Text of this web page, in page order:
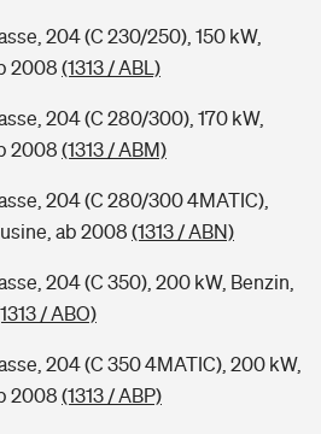
204 (C 230/250), 150 kW,
2008 (1313 / ABL)
204 (C 280/300), 170 kW,
2008 (1313 / ABM)
204 (C 280/300 4MATIC),
ab 2008 (1313 / ABN)
204 (C 350), 200 kW, Benzin,
/ ABO)
204 (C 350 4MATIC), 200 kW,
2008 (1313 / ABP)